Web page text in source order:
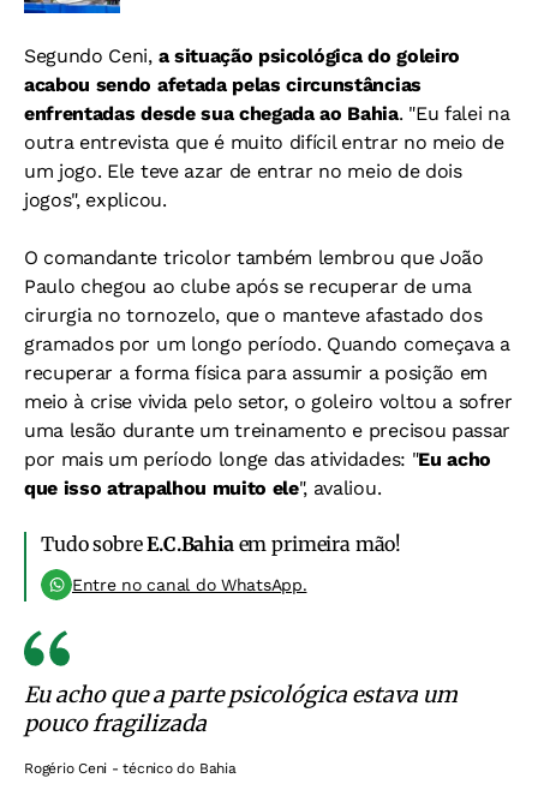
Segundo Ceni, a situação psicológica do goleiro
acabou sendo afetada pelas circunstâncias
enfrentadas desde sua chegada ao Bahia. "Eu falei na
outra entrevista que é muito difícil entrar no meio de
um jogo. Ele teve azar de entrar no meio de dois
jogos", explicou.
O comandante tricolor também lembrou que João
Paulo chegou ao clube após se recuperar de uma
cirurgia no tornozelo, que o manteve afastado dos
gramados por um longo período. Quando começava a
recuperar a forma física para assumir a posição em
meio à crise vivida pelo setor, o goleiro voltou a sofrer
uma lesão durante um treinamento e precisou passar
por mais um período longe das atividades: "Eu acho
que isso atrapalhou muito ele", avaliou.
Tudo sobreE.C.Bahia em primeira mão!
Entre no canal do WhatsApp.
Eu acho que a parte psicológica estava um
pouco fragilizada
Rogério Ceni - técnico do Bahia